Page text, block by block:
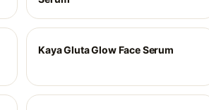
Kaya Gluta Glow Face Serum